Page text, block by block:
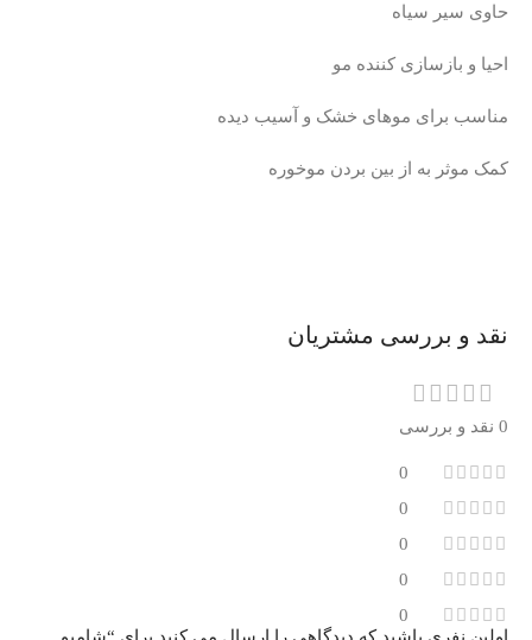
حاوی سیر سیاه
احیا و بازسازی کننده مو
مناسب برای موهای خشک و آسیب دیده
کمک موثر به از بین بردن موخوره
نقد و بررسی مشتریان
0 نقد و بررسی
0
0
0
0
0
اولین نفری باشید که دیدگاهی را ارسال می کنید برای “شامپو